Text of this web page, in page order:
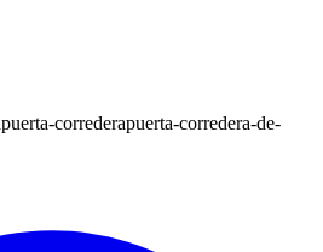
puerta-correderapuerta-corredera-de-